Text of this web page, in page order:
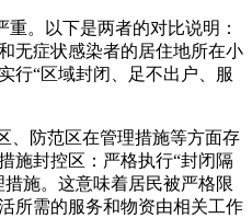
重。以下是两者的对比说明：
无症状感染者的居住地所在小
行“区域封闭、足不出户、服
、防范区在管理措施等方面存
施封控区：严格执行“封闭隔
施。这意味着居民被严格限
所需的服务和物资由相关工作